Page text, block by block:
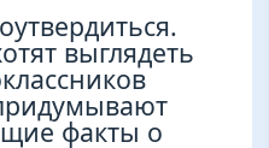
выглядеть
факты о